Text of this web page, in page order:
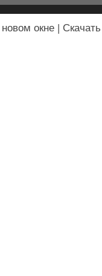
окне | Скачать